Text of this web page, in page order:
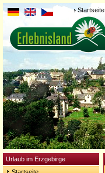
Startseite
Urlaub im Erzgebirge